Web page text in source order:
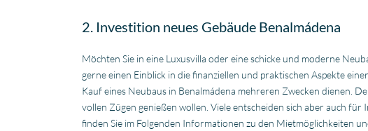
2. Investition neues Gebäude Benalmádena
Möchten Sie in eine Luxusvilla oder eine schicke und moderne
gerne einen Einblick in die finanziellen und praktischen Aspekte
Kauf eines Neubaus in Benalmádena mehreren Zwecken dienen.
vollen Zügen genießen wollen. Viele entscheiden sich aber auch
finden Sie im Folgenden Informationen zu den Mietmöglichkeiten